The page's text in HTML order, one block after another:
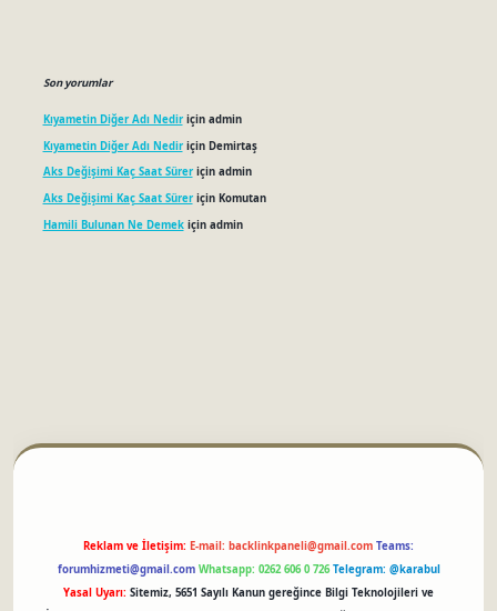
Son yorumlar
Kıyametin Diğer Adı Nediriçin admin
Kıyametin Diğer Adı Nediriçin Demirtaş
Aks Değişimi Kaç Saat Süreriçin admin
Aks Değişimi Kaç Saat Süreriçin Komutan
Hamili Bulunan Ne Demekiçin admin
Reklam ve İletişim: E-mail: backlinkpaneli@gmail.com Teams:
forumhizmeti@gmail.com Whatsapp: 0262 606 0 726 Telegram: @karabul
Yasal Uyarı: Sitemiz, 5651 Sayılı Kanun gereğince Bilgi Teknolojileri ve